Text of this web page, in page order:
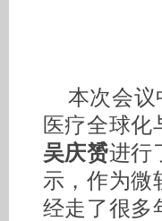
本次会议
医疗全球化
吴庆赟进行
示，作为微
经走了很多